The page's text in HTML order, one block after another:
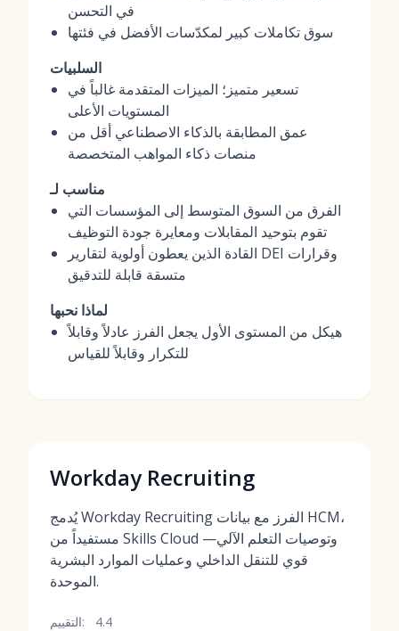
في التحسن
سوق تكاملات كبير لمكدّسات الأفضل في فئتها
السلبيات
تسعير متميز؛ الميزات المتقدمة غالباً في
المستويات الأعلى
عمق المطابقة بالذكاء الاصطناعي أقل من
منصات ذكاء المواهب المتخصصة
مناسب لـ
الفرق من السوق المتوسط إلى المؤسسات التي
تقوم بتوحيد المقابلات ومعايرة جودة التوظيف
القادة الذين يعطون أولوية لتقارير DEI وقرارات
متسقة قابلة للتدقيق
لماذا نحبها
هيكل من المستوى الأول يجعل الفرز عادلاً وقابلاً
للتكرار وقابلاً للقياس
Workday Recruiting
يُدمج Workday Recruiting الفرز مع بيانات HCM،
مستفيداً من Skills Cloud وتوصيات التعلم الآلي—
قوي للتنقل الداخلي وعمليات الموارد البشرية
الموحدة.
التقييم: 4.4